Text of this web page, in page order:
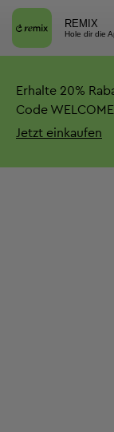
REMIX
Hole dir die
Erhalte 20%
Code WELCOME
Jetzt einkaufen